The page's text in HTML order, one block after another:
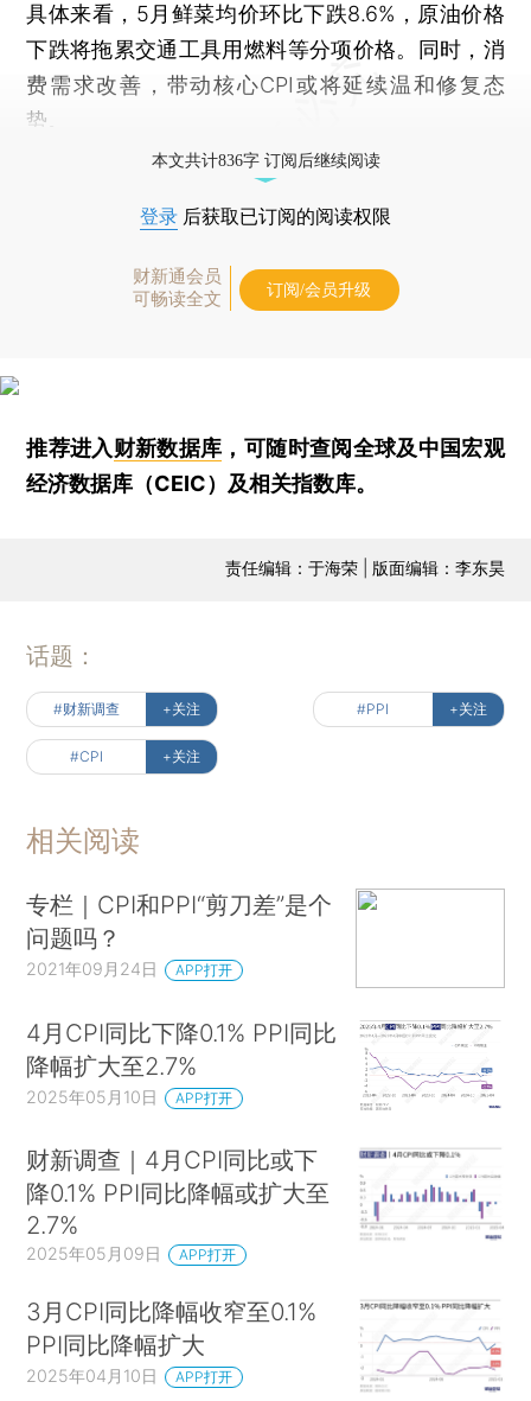
具体来看，5月鲜菜均价环比下跌8.6%，原油价格
下跌将拖累交通工具用燃料等分项价格。同时，消
费需求改善，带动核心CPI或将延续温和修复态
势。
本文共计836字 订阅后继续阅读
登录 后获取已订阅的阅读权限
财新通会员
可畅读全文
订阅/会员升级
推荐进入财新数据库 ，可随时查阅全球及中国宏观
经济数据库（CEIC）及相关指数库。
责任编辑：于海荣 | 版面编辑：李东昊
话题：
#财新调查 +关注 #PPI +关注
#CPI +关注
相关阅读
专栏｜CPI和PPI“剪刀差”是个
问题吗？
2021年09月24日 APP打开
4月CPI同比下降0.1% PPI同比
降幅扩大至2.7%
2025年05月10日 APP打开
财新调查｜4月CPI同比或下
降0.1% PPI同比降幅或扩大至
2.7%
2025年05月09日 APP打开
3月CPI同比降幅收窄至0.1%
PPI同比降幅扩大
2025年04月10日 APP打开